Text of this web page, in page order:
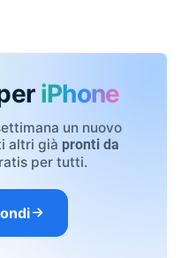
iPhone
un nuovo
altri già pronti da
per tutti.